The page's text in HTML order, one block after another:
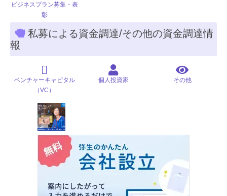
ビジネスプラン募集・表
彰
私募による資金調達/その他の資金調達情
報
ベンチャーキャピタル
（VC）
個人投資家 その他